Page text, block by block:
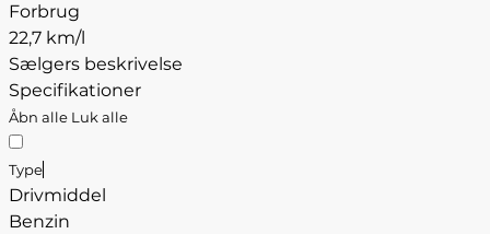
Forbrug
22,7 km/l
Sælgers beskrivelse
Specifikationer
Åbn alle Luk alle
Type
Drivmiddel
Benzin